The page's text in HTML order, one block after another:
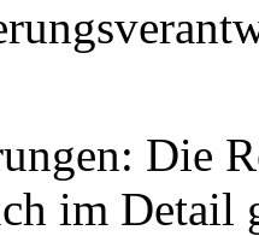
Die
im Detail